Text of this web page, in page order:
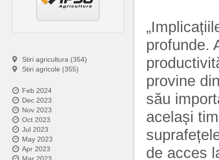
Stiri agricultura (354)
Stiri agricole (355)
Feb 2024
Dec 2023
Nov 2023
Oct 2023
Jul 2023
May 2023
Apr 2023
profunde.
provine
său
același
de acces